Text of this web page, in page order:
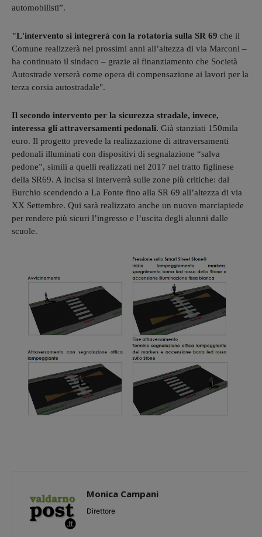
automobilisti”.
"L'intervento si integrerà con la rotatoria sulla SR 69 che il
Comune realizzerà nei prossimi anni all’altezza di via Marconi –
ha continuato il sindaco – grazie al finanziamento che Società
Autostrade verserà come opera di compensazione ai lavori per la
terza corsia autostradale".
Il secondo intervento per la sicurezza stradale, invece,
interessa gli attraversamenti pedonali. Già stanziati 150mila
euro. Il progetto prevede la realizzazione di attraversamenti
pedonali illuminati con dispositivi di segnalazione “salva
pedone”, simili a quelli realizzati nel 2017 nel tratto figlinese
della SR69. A Incisa si interverrà sulle zone più critiche: dal
Burchio scendendo a La Fonte fino alla SR 69 all’altezza di via
XX Settembre. Qui sarà realizzato anche un nuovo marciapiede
per rendere più sicuri l’ingresso e l’uscita degli alunni dalle
scuole.
Monica Campani
Direttore